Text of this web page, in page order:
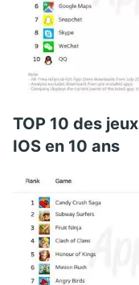
TOP 10 des
IOS en 10 ans